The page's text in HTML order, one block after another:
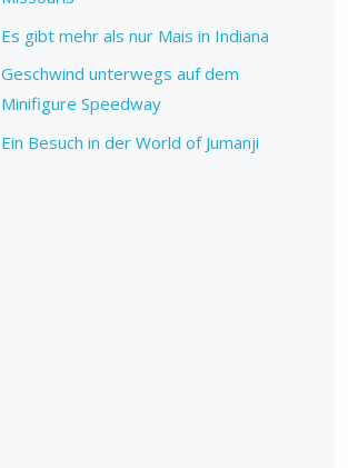
Es gibt mehr als nur Mais in Indiana
Geschwind unterwegs auf dem
Minifigure Speedway
Ein Besuch in der World of Jumanji